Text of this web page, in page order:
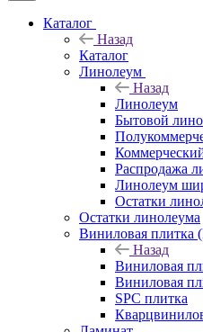
Каталог
Назад
Каталог
Линолеум
Назад
Линолеум
Бытовой
Распродажа
Линолеум
Остатки
Остатки линолеума
Виниловая плитка
Назад
Виниловая
Виниловая
SPC плитка